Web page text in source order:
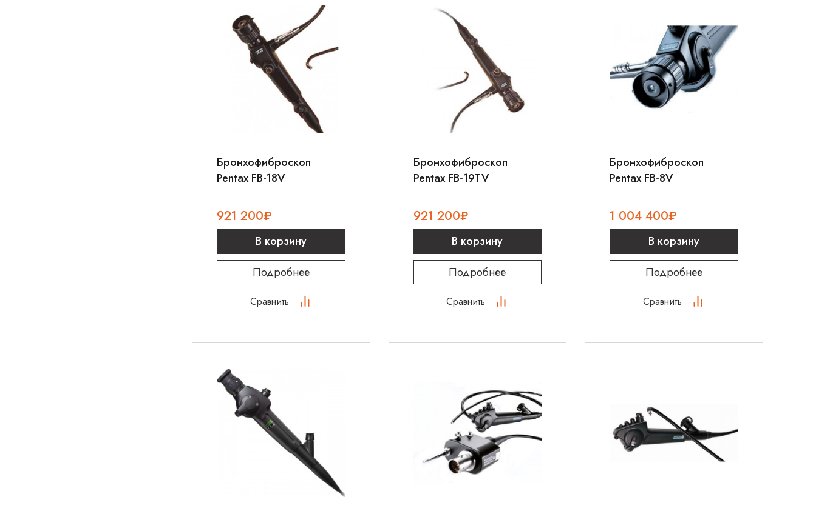
Бронхофиброскоп
Pentax FB-18V
921 200₽
В корзину
Подробнее
Сравнить
Бронхофиброскоп
Pentax FB-19TV
921 200₽
В корзину
Подробнее
Сравнить
Бронхофиброскоп
Pentax FB-8V
1 004 400₽
В корзину
Подробнее
Сравнить